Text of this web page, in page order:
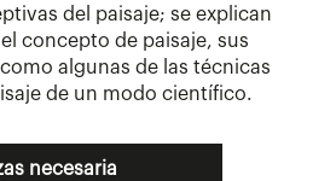
del paisaje; se explican
concepto de paisaje, sus
algunas de las técnicas
de un modo científico.
necesaria